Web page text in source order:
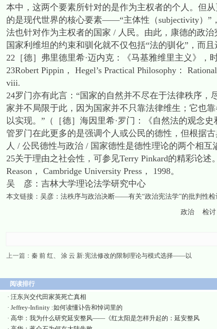
本中，这两个要素所针对的是作为主权者的个人。但
的是现代世界的核心要素——“主体性（subjectivity）”
法也针对作为主权者的国家 / 人民。由此，康德的政
国家利维坦的约束和驯化就不仅包括“法的驯化”，而
22［德］弗里德里希·迈内克：《马基雅维里主义》，
23Robert Pippin， Hegel’s Practical Philosophy：
viii.
24罗门亦有此言：“国家的自然并不尽在于法律秩序
家并不局限于此，因为国家并不只靠法律维生；它也
以实现。”（［德］海因里希·罗门：《自然法的观念
管罗门在此更多的是强调个人或公民的德性，但根据
人 / 公民德性与政治 / 国家德性是德性理论的两个相互
25关于理由之社会性，可参见Terry Pinkard的精彩论述
Reason， Cambridge University Press， 1998。
吴 彦：吉林大学理论法学研究中心
本文链接： 吴彦：法秩序与政治决断——有关“政治宪法学”的批判性检
政治 检讨
上一篇： 秦 前 红、 涂 云 新:宪法修改的限制理论与模式选择——以
阅读排行
· 汪东兴交代田家英死亡真相
· Jeffrey-Infinity :如何读懂讣告和悼词里的
· 高华：我为什么研究延安整风——《红太阳是怎样升起的：延安整风